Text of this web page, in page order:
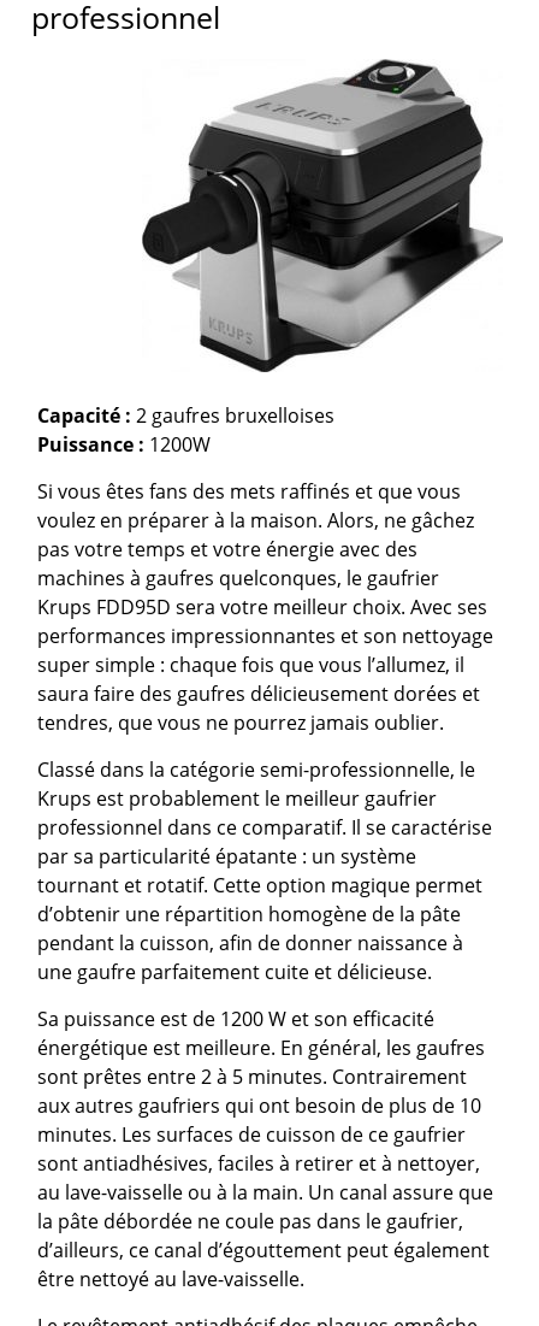
professionnel
Capacité : 2 gaufres bruxelloises
Puissance : 1200W
Si vous êtes fans des mets raffinés et que vous
voulez en préparer à la maison. Alors, ne gâchez
pas votre temps et votre énergie avec des
machines à gaufres quelconques, le gaufrier
Krups FDD95D sera votre meilleur choix. Avec ses
performances impressionnantes et son nettoyage
super simple : chaque fois que vous l’allumez, il
saura faire des gaufres délicieusement dorées et
tendres, que vous ne pourrez jamais oublier.
Classé dans la catégorie semi-professionnelle, le
Krups est probablement le meilleur gaufrier
professionnel dans ce comparatif. Il se caractérise
par sa particularité épatante : un système
tournant et rotatif. Cette option magique permet
d’obtenir une répartition homogène de la pâte
pendant la cuisson, afin de donner naissance à
une gaufre parfaitement cuite et délicieuse.
Sa puissance est de 1200 W et son efficacité
énergétique est meilleure. En général, les gaufres
sont prêtes entre 2 à 5 minutes. Contrairement
aux autres gaufriers qui ont besoin de plus de 10
minutes. Les surfaces de cuisson de ce gaufrier
sont antiadhésives, faciles à retirer et à nettoyer,
au lave-vaisselle ou à la main. Un canal assure que
la pâte débordée ne coule pas dans le gaufrier,
d’ailleurs, ce canal d’égouttement peut également
être nettoyé au lave-vaisselle.